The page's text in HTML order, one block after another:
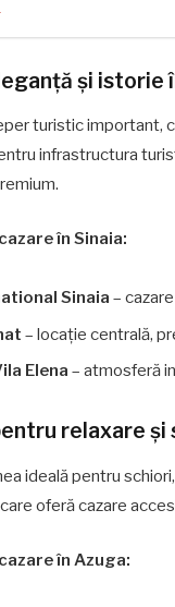
și istorie
turistic important,
infrastructura
în Sinaia:
Sinaia –
– locație centrală,
Elena – atmosferă
relaxare
ideală pentru
oferă cazare
în Azuga: